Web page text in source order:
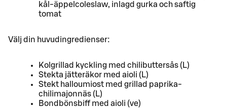
kål-äppelcoleslaw, inlagd gurka och saftig
tomat
Välj din huvudingredienser:
Kolgrillad kyckling med chilibuttersås (L)
Stekta jätteräkor med aioli (L)
Stekt halloumiost med grillad paprika-
chilimajonnäs (L)
Bondbönsbiff med aioli (ve)